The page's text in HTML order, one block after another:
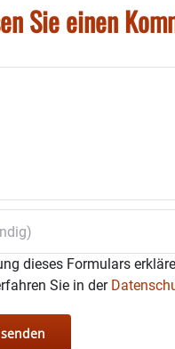
Sie einen
dieses Formulars
Sie in der